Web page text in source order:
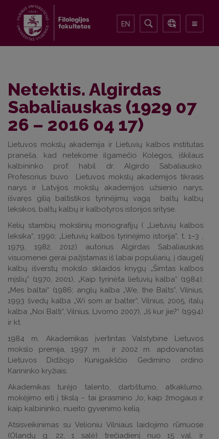
EN
Netektis. Algirdas
Sabaliauskas (1929 07
26 – 2016 04 17)
Lietuvos mokslų akademija ir Lietuvių kalbos institutas
praneša, kad netekome ilgamečio Kolegos, iškilaus
kalbininko prof. habil dr. Algirdo Sabaliausko.
Profesorius buvo Lietuvos mokslų akademijos tikrasis
narys ir Latvijos mokslų akademijos užsienio narys,
išvaręs gilią baltistikos tyrinėjimų vagą baltų kalbų
leksikos, baltų kalbų ir kalbotyros istorijos srityse.
Kelių stambių mokslinių monografijų ( „Lietuvių kalbos
leksika“, 1990; „Lietuvių kalbos tyrinėjimo istorija“, t. 1–3 ,
1979, 1982, 2012) autorius Algirdas Sabaliauskas
visuomenei gerai pažįstamas iš labai populiarių, į daugelį
kalbų išverstų mokslo sklaidos knygų „Šimtas kalbos
mįslių“ (1970, 2001), „Kaip tyrinėta lietuvių kalba“ (1984);
„Mes baltai“ (1986; anglų kalba „We, the Balts“, Vilnius,
1993 švedų kalba „Wi som ar balter“, Vilnius, 2005, italų
kalba „Noi Balti“, Vilnius, Livorno 2007), „Iš kur jie?“ (1994)
ir kt.
1984 m. Akademikas įvertintas Valstybine Lietuvos
mokslo premija, 1997 m. ir 2002 m. apdovanotas
Lietuvos Didžiojo Kunigaikščio Gedimino ordino
Karininko kryžiais.
Akademikas turėjo talento, darbštumo, atkaklumo,
mokėjimo eiti į tikslą – tai įprasmino Jo, kaip žmogaus ir
kaip kalbininko, nueito gyvenimo kelią.
Atsisveikinimas su Velioniu Vilniaus laidojimo rūmuose
(Olandų g. 22, 1 salė) trečiadienį nuo 15 val. ir